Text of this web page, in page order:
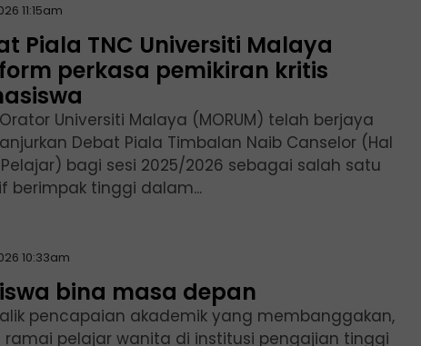
11:15am
Piala TNC Universiti Malaya
perkasa pemikiran kritis
Universiti Malaya (MORUM) telah berjaya
Debat Piala Timbalan Naib Canselor (Hal
Pelajar) bagi sesi 2025/2026 sebagai salah satu
berimpak tinggi dalam...
10:33am
bina masa depan
pencapaian akademik yang membanggakan,
ramai pelajar wanita di institusi pengajian tinggi